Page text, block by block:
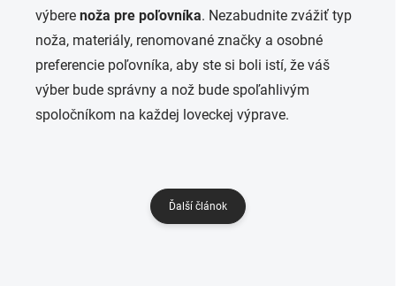
výbere noža pre poľovníka. Nezabudnite zvážiť typ
noža, materiály, renomované značky a osobné
preferencie poľovníka, aby ste si boli istí, že váš
výber bude správny a nož bude spoľahlivým
spoločníkom na každej loveckej výprave.
Ďalší článok